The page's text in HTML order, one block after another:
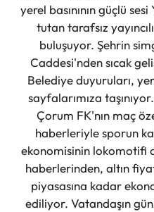
yerel basınının güçlü
tutan tarafsız
buluşuyor. Şehrin
Caddesi'nden sıcak
Belediye duyuruları,
sayfalarımıza
Çorum FK'nın maç
haberleriyle sporun
ekonomisinin lokomotifi
haberlerinden, altın
piyasasına kadar
ediliyor. Vatandaşın